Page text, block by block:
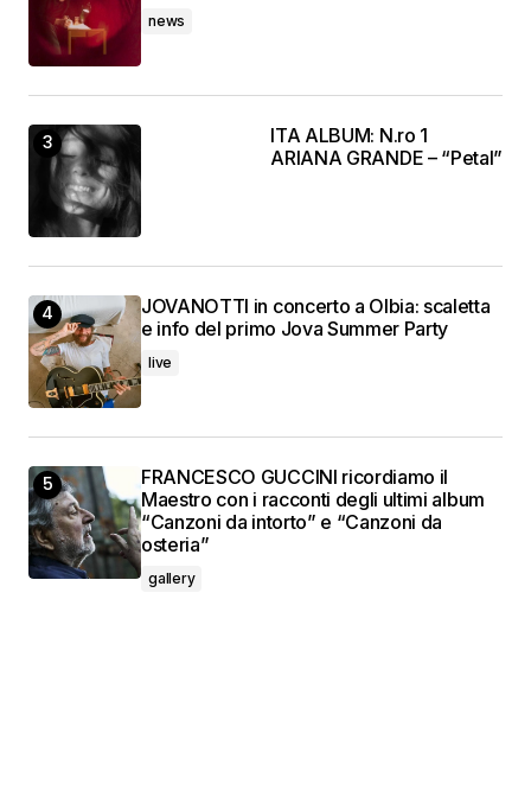
news
ITA ALBUM: N.ro 1
ARIANA GRANDE – “Petal”
JOVANOTTI in concerto a Olbia: scaletta
e info del primo Jova Summer Party
live
FRANCESCO GUCCINI ricordiamo il
Maestro con i racconti degli ultimi album
“Canzoni da intorto” e “Canzoni da
osteria”
gallery